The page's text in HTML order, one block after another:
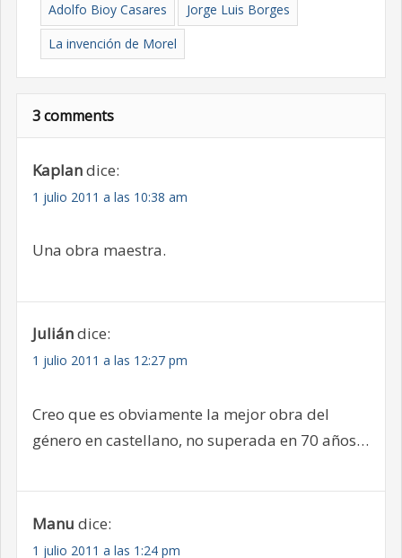
Adolfo Bioy Casares
Jorge Luis Borges
La invención de Morel
3 comments
Kaplandice:
1 julio 2011 a las 10:38 am
Una obra maestra.
Juliándice:
1 julio 2011 a las 12:27 pm
Creo que es obviamente la mejor obra del
género en castellano, no superada en 70 años…
Manu dice:
1 julio 2011 a las 1:24 pm